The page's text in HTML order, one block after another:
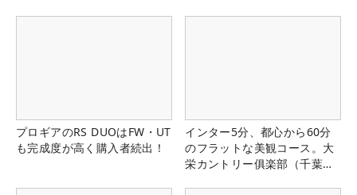
プロギアのRS DUOはFW・UT
も完成度が高く購入者続出！
インター5分、都心から60分
のフラットな美観コース。大
栄カントリー俱楽部（千葉